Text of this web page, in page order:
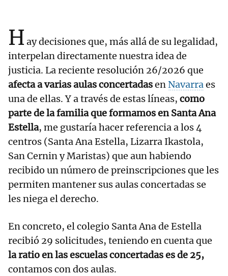
H ay decisiones que, más allá de su legalidad,
interpelan directamente nuestra idea de
justicia. La reciente resolución 26/2026 que
afecta a varias aulas concertadasen Navarraes
una de ellas. Y a través de estas líneas, como
parte de la familia que formamos en Santa Ana
Estella, me gustaría hacer referencia a los 4
centros (Santa Ana Estella, Lizarra Ikastola,
San Cernin y Maristas) que aun habiendo
recibido un número de preinscripciones que les
permiten mantener sus aulas concertadas se
les niega el derecho.
En concreto, el colegio Santa Ana de Estella
recibió 29 solicitudes, teniendo en cuenta que
la ratio en las escuelas concertadas es de 25,
contamos con dos aulas.